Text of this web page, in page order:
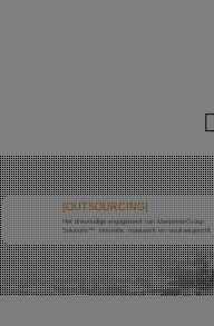
[OUTSOURCING]
Het drievoudige engagement van ManpowerGroup
Solutions™: innovatie, maatwerk en resultaatgericht.